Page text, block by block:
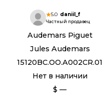
5.0 daniil_f
Частный продавец
Audemars Piguet
Jules Audemars
15120BC.OO.A002CR.01
Нет в наличии
$ —